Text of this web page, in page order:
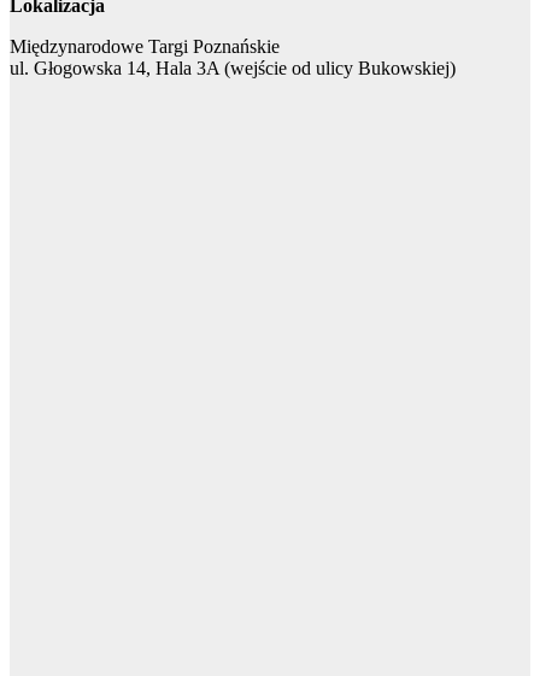
Lokalizacja
Międzynarodowe Targi Poznańskie
ul. Głogowska 14, Hala 3A (wejście od ulicy Bukowskiej)